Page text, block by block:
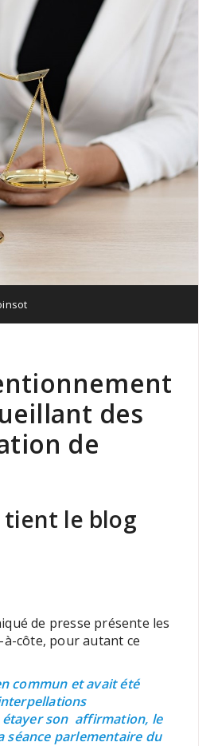
des
de
tient le blog
de presse présente les
à-côte, pour autant ce
commun et avait été
son affirmation, le
séance parlementaire du